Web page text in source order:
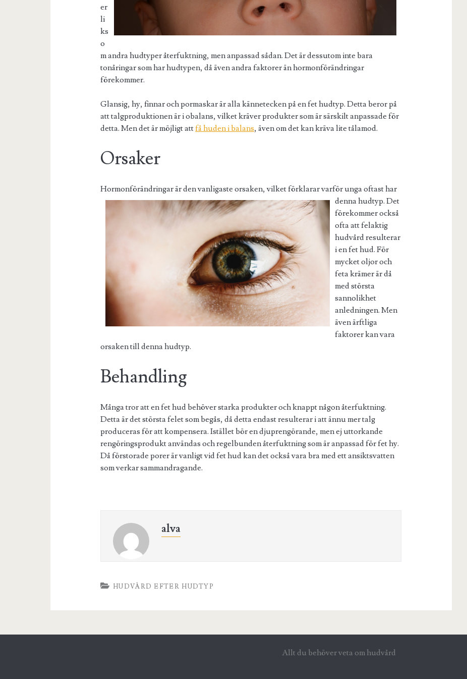
er
li
ks
o
m andra hudtyper återfuktning, men anpassad sådan. Det är dessutom inte bara
tonåringar som har hudtypen, då även andra faktorer än hormonförändringar
förekommer.
Glansig, hy, finnar och pormaskar är alla kännetecken på en fet hudtyp. Detta beror på
att talgproduktionen är i obalans, vilket kräver produkter som är särskilt anpassade för
detta. Men det är möjligt attfå huden i balans, även om det kan kräva lite tålamod.
Orsaker
Hormonförändringar är den vanligaste orsaken, vilket förklarar varför unga oftast har
dennahudtyp. Det
förekommer också
ofta att felaktig
hudvård resulterar
i en fet hud. För
mycket oljor och
feta krämer är då
med största
sannolikhet
anledningen. Men
även ärftliga
faktorer kan vara
orsaken till denna hudtyp.
Behandling
Många tror att en fet hud behöver starka produkter och knappt någon återfuktning.
Detta är det största felet som begås, då detta endast resulterar i att ännu mer talg
produceras för att kompensera. Istället bör en djuprengörande, men ej uttorkande
rengöringsprodukt användas och regelbunden återfuktning som är anpassad för fet hy.
Då förstorade porer är vanligt vid fet hud kan det också vara bra med ett ansiktsvatten
som verkar sammandragande.
alva
HUDVÅRD EFTER HUDTYP
Allt du behöver veta om hudvård